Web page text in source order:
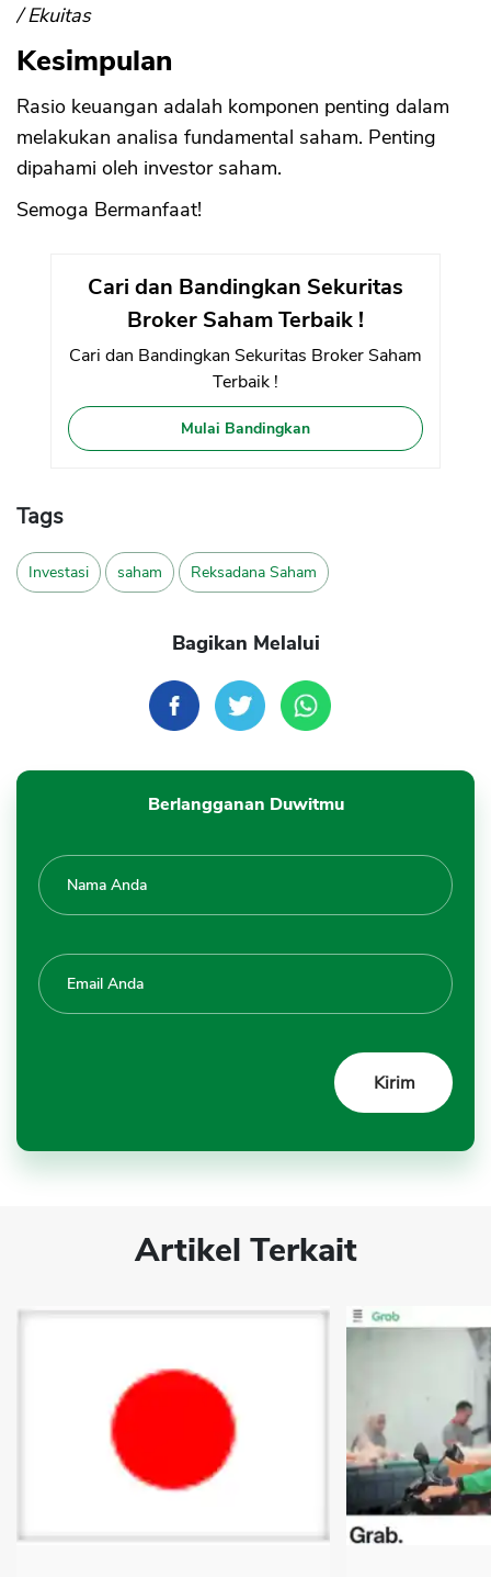
/ Ekuitas
Kesimpulan
Rasio keuangan adalah komponen penting dalam
melakukan analisa fundamental saham. Penting
dipahami oleh investor saham.
Semoga Bermanfaat!
Cari dan Bandingkan Sekuritas
Broker Saham Terbaik !
Cari dan Bandingkan Sekuritas Broker Saham
Terbaik !
Mulai Bandingkan
Tags
Investasi saham Reksadana Saham
Bagikan Melalui
Berlangganan Duwitmu
Artikel Terkait